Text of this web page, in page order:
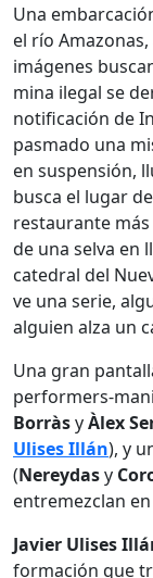
Una
el río
imágenes
mina ilegal se
notificación de
pasmado una
en suspensión,
busca el lugar
restaurante
de una selva en
catedral del
ve una serie,
alguien alza un
Una gran
performers-
BorràsyÀlex
Ulises Illán), y
(Nereydasy
entremezclan
Javier Ulises
formación que